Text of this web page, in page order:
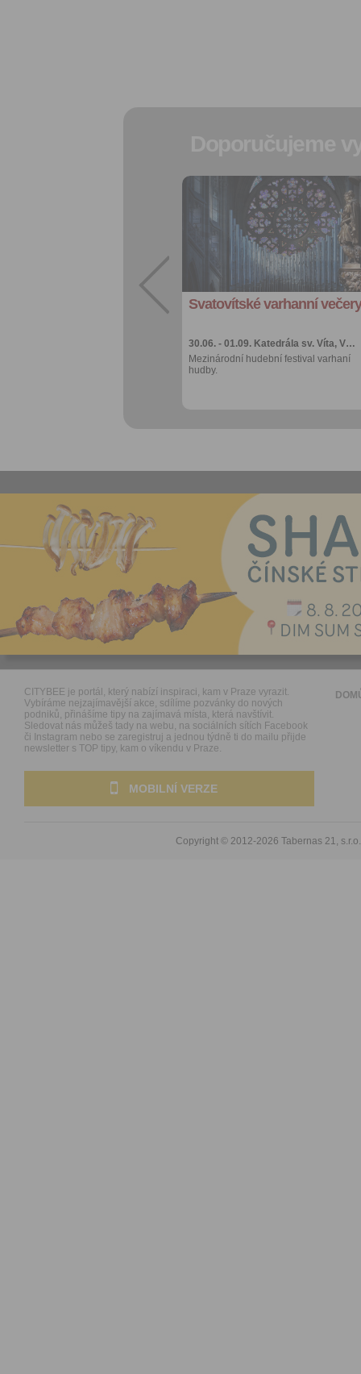
Svatovítské varhanní večery
30.06. - 01.09. Katedrála sv. Víta, V…
Mezinárodní hudební festival varhaní
hudby.
Přidat do
oblíbených
Sdílet:
Facebook
export do
kalendáře
Více výhod pro
CITYBEE je portál, který nabízí inspiraci, kam v Praze vyrazit.
Vybíráme nejzajímavější akce, sdílíme pozvánky do nových
podniků, přinášíme tipy na zajímavá místa, která navštívit.
Sledovat nás můžeš tady na webu, na sociálních sítích Facebook
či Instagram nebo se zaregistruj a jednou týdně ti do mailu přijde
newsletter s TOP tipy, kam o víkendu v Praze.
MOBILNÍ VERZE
Copyright © 2012-2026 Tabernas 21, s.r.o.